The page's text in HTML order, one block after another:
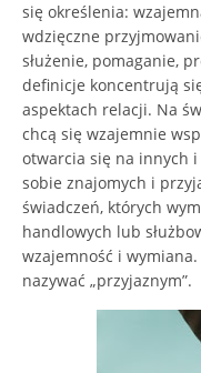
się określenia:
wdzięczne
służenie, pomaganie,
definicje koncentrują
aspektach relacji. Na
chcą się wzajemnie
otwarcia się na innych
sobie znajomych i
świadczeń, których
handlowych lub
wzajemność i
nazywać „przyjaznym”.